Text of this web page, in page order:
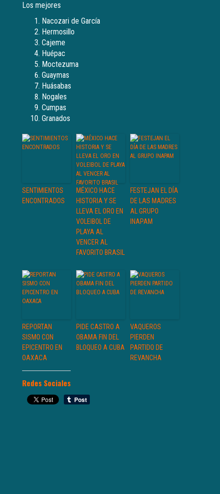
Los mejores
Nacozari de García
Hermosillo
Cajeme
Huépac
Moctezuma
Guaymas
Huásabas
Nogales
Cumpas
Granados
SENTIMIENTOS
ENCONTRADOS
MÉXICO HACE
HISTORIA Y SE
LLEVA EL ORO EN
VOLEIBOL DE
PLAYA AL
VENCER AL
FAVORITO BRASIL
FESTEJAN EL DÍA
DE LAS MADRES
AL GRUPO
INAPAM
REPORTAN
SISMO CON
EPICENTRO EN
OAXACA
PIDE CASTRO A
OBAMA FIN DEL
BLOQUEO A CUBA
VAQUEROS
PIERDEN
PARTIDO DE
REVANCHA
Redes Sociales